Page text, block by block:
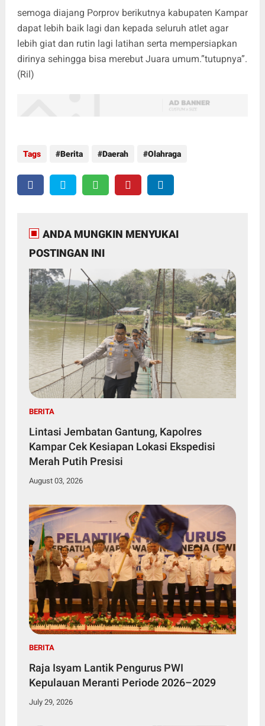
semoga diajang Porprov berikutnya kabupaten Kampar
dapat lebih baik lagi dan kepada seluruh atlet agar
lebih giat dan rutin lagi latihan serta mempersiapkan
dirinya sehingga bisa merebut Juara umum.”tutupnya”.
(Ril)
Tags Berita Daerah Olahraga
ANDA MUNGKIN MENYUKAI
POSTINGAN INI
BERITA
Lintasi Jembatan Gantung, Kapolres
Kampar Cek Kesiapan Lokasi Ekspedisi
Merah Putih Presisi
August 03, 2026
BERITA
Raja Isyam Lantik Pengurus PWI
Kepulauan Meranti Periode 2026–2029
July 29, 2026